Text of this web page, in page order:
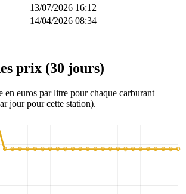
13/07/2026 16:12
14/04/2026 08:34
prix (30 jours)
euros par litre pour chaque carburant
jour pour cette station).